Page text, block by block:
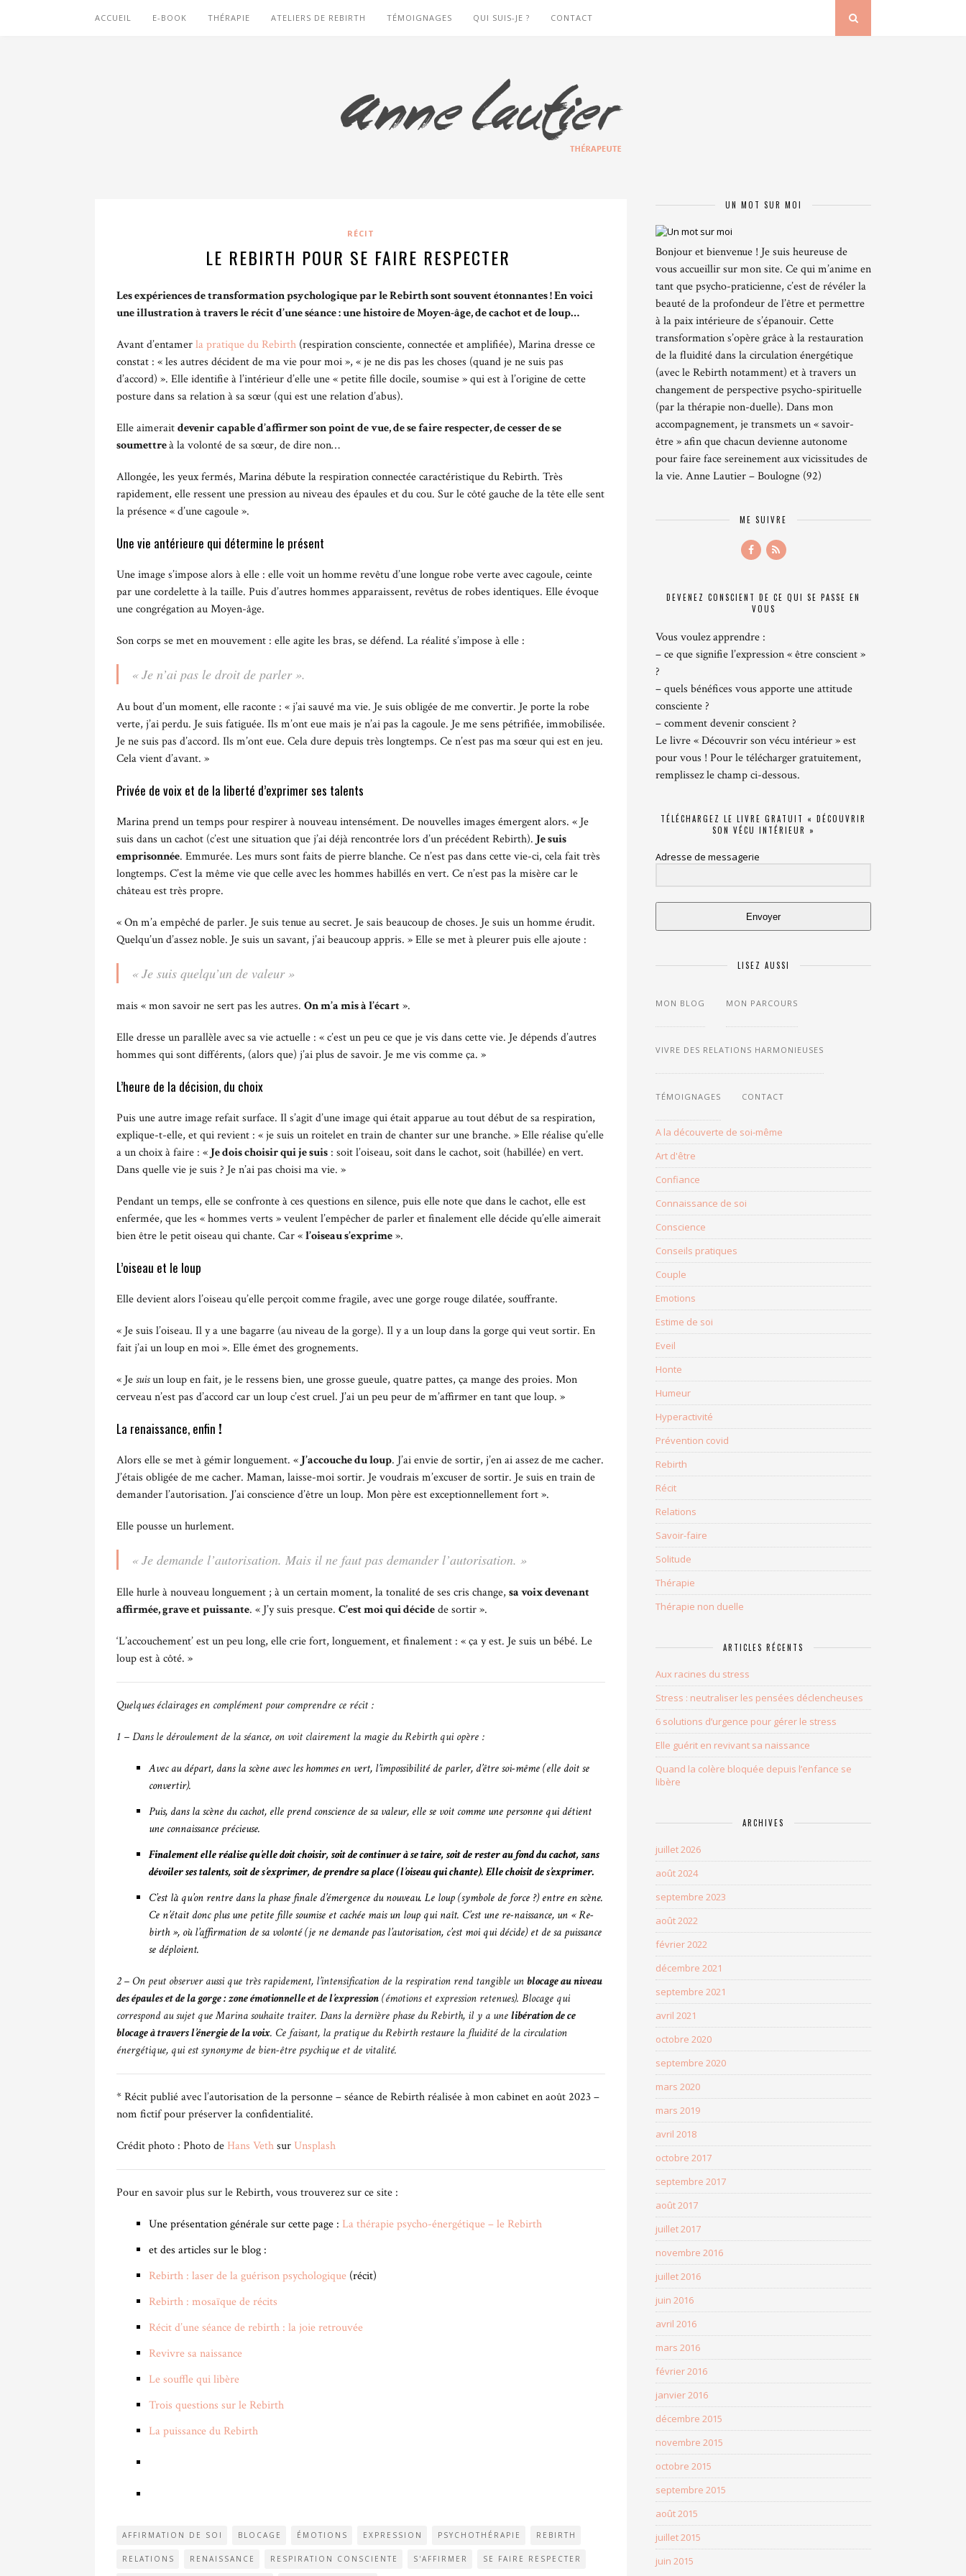
ACCUEIL E-BOOK THÉRAPIE ATELIERS DE REBIRTH TÉMOIGNAGES QUI SUIS-JE ? CONTACT
RÉCIT
LE REBIRTH POUR SE FAIRE RESPECTER
Les expériences de transformation psychologique par le Rebirth sont souvent étonnantes ! En voici
une illustration à travers le récit d’une séance : une histoire de Moyen-âge, de cachot et de loup…
Avant d’entamerla pratique du Rebirth (respiration consciente, connectée et amplifiée), Marina dresse ce
constat : « les autres décident de ma vie pour moi », « je ne dis pas les choses (quand je ne suis pas
d’accord) ». Elle identifie à l’intérieur d’elle une « petite fille docile, soumise » qui est à l’origine de cette
posture dans sa relation à sa sœur (qui est une relation d’abus).
Elle aimeraitdevenircapable d’affirmer son point de vue, de se faire respecter, de cesser de se
soumettreà la volonté de sa sœur, de dire non…
Allongée, les yeux fermés, Marina débute la respiration connectée caractéristique du Rebirth. Très
rapidement, elle ressent une pression au niveau des épaules et du cou. Sur le côté gauche de la tête elle sent
la présence « d’une cagoule ».
Une vie antérieure qui détermine le présent
Une image s’impose alors à elle : elle voit un homme revêtu d’une longue robe verte avec cagoule, ceinte
par une cordelette à la taille. Puis d’autres hommes apparaissent, revêtus de robes identiques. Elle évoque
une congrégation au Moyen-âge.
Son corps se met en mouvement : elle agite les bras, se défend. La réalité s’impose à elle :
« Je n’ai pas le droit de parler ».
Au bout d’un moment, elle raconte : « j’ai sauvé ma vie. Je suis obligée de me convertir. Je porte la robe
verte, j’ai perdu. Je suis fatiguée. Ils m’ont eue mais je n’ai pas la cagoule. Je me sens pétrifiée, immobilisée.
Je ne suis pas d’accord. Ils m’ont eue. Cela dure depuis très longtemps. Ce n’est pas ma sœur qui est en jeu.
Cela vient d’avant. »
Privée de voix et de la liberté d’exprimer ses talents
Marina prend un temps pour respirer à nouveau intensément. De nouvelles images émergent alors. « Je
suis dans un cachot (c’est une situation que j’ai déjà rencontrée lors d’un précédent Rebirth). Je suis
emprisonnée. Emmurée. Les murs sont faits de pierre blanche. Ce n’est pas dans cette vie-ci, cela fait très
longtemps. C’est la même vie que celle avec les hommes habillés en vert. Ce n’est pas la misère car le
château est très propre.
« On m’a empêché de parler. Je suis tenue au secret. Je sais beaucoup de choses. Je suis un homme érudit.
Quelqu’un d’assez noble. Je suis un savant, j’ai beaucoup appris. » Elle se met à pleurer puis elle ajoute :
« Je suis quelqu’un de valeur »
mais « mon savoir ne sert pas les autres. On m’a mis à l’écart».
Elle dresse un parallèle avec sa vie actuelle : « c’est un peu ce que je vis dans cette vie. Je dépends d’autres
hommes qui sont différents, (alors que) j’ai plus de savoir. Je me vis comme ça. »
L’heure de la décision, du choix
Puis une autre image refait surface. Il s’agit d’une image qui était apparue au tout début de sa respiration,
explique-t-elle, et qui revient : « je suis un roitelet en train de chanter sur une branche. » Elle réalise qu’elle
a un choix à faire : « Je dois choisir qui je suis : soit l’oiseau, soit dans le cachot, soit (habillée) en vert.
Dans quelle vie je suis ? Je n’ai pas choisi ma vie. »
Pendant un temps, elle se confronte à ces questions en silence, puis elle note que dans le cachot, elle est
enfermée, que les « hommes verts » veulent l’empêcher de parler et finalement elle décide qu’elle aimerait
bien être le petit oiseau qui chante. Car «l’oiseau s’exprime».
L’oiseau et le loup
Elle devient alors l’oiseau qu’elle perçoit comme fragile, avec une gorge rouge dilatée, souffrante.
« Je suis l’oiseau. Il y a une bagarre (au niveau de la gorge). Il y a un loup dans la gorge qui veut sortir. En
fait j’ai un loup en moi ». Elle émet des grognements.
« Jesuisun loup en fait, je le ressens bien, une grosse gueule, quatre pattes, ça mange des proies. Mon
cerveau n’est pas d’accord car un loup c’est cruel. J’ai un peu peur de m’affirmer en tant que loup. »
La renaissance, enfin !
Alors elle se met à gémir longuement. « J’accouche du loup. J’ai envie de sortir, j’en ai assez de me cacher.
J’étais obligée de me cacher. Maman, laisse-moi sortir. Je voudrais m’excuser de sortir. Je suis en train de
demander l’autorisation. J’ai conscience d’être un loup. Mon père est exceptionnellement fort ».
Elle pousse un hurlement.
« Je demande l’autorisation. Mais il ne faut pas demander l’autorisation. »
Elle hurle à nouveau longuement ; à un certain moment, la tonalité de ses cris change, sa voix devenant
affirmée, grave et puissante. « J’y suis presque. C’est moi qui décidede sortir ».
‘L’accouchement’ est un peu long, elle crie fort, longuement, et finalement : « ça y est. Je suis un bébé. Le
loup est à côté. »
Quelques éclairages en complément pour comprendre ce récit :
1 – Dans le déroulement de la séance, on voit clairement la magie du Rebirth qui opère :
Avec au départ, dans la scène avec les hommes en vert, l’impossibilité de parler, d’être soi-même (elle doit se
convertir).
Puis, dans la scène du cachot, elle prend conscience de sa valeur, elle se voit comme une personne qui détient
une connaissance précieuse.
Finalement elle réalise qu’elle doit choisir, soit de continuer à se taire, soit de rester au fond du cachot, sans
dévoiler ses talents, soit de s’exprimer, de prendre sa place (l’oiseau qui chante). Elle choisit de s’exprimer.
C’est là qu’on rentre dans la phase finale d’émergence du nouveau. Le loup (symbole de force ?) entre en scène.
Ce n’était donc plus une petite fille soumise et cachée mais un loup qui naît. C’est une re-naissance, un « Re-
birth », où l’affirmation de sa volonté (je ne demande pas l’autorisation, c’est moi qui décide) et de sa puissance
se déploient.
2 – On peut observer aussi que très rapidement, l’intensification de la respiration rend tangible unblocage au niveau
des épaules et de la gorge : zone émotionnelle et de l’expression(émotions et expression retenues). Blocage qui
correspond au sujet que Marina souhaite traiter. Dans la dernière phase du Rebirth, il y a unelibération de ce
blocage à travers l’énergie de la voix. Ce faisant, la pratique du Rebirth restaure la fluidité de la circulation
énergétique, qui est synonyme de bien-être psychique et de vitalité.
* Récit publié avec l’autorisation de la personne – séance de Rebirth réalisée à mon cabinet en août 2023 –
nom fictif pour préserver la confidentialité.
Crédit photo : Photo de Hans Vethsur Unsplash
Pour en savoir plus sur le Rebirth, vous trouverez sur ce site :
Une présentation générale sur cette page : La thérapie psycho-énergétique – le Rebirth
et des articles sur le blog :
Rebirth : laser de la guérison psychologique (récit)
Rebirth : mosaïque de récits
Récit d’une séance de rebirth : la joie retrouvée
Revivre sa naissance
Le souffle qui libère
Trois questions sur le Rebirth
La puissance du Rebirth
AFFIRMATION DE SOI BLOCAGE ÉMOTIONS EXPRESSION PSYCHOTHÉRAPIE REBIRTH
RELATIONS RENAISSANCE RESPIRATION CONSCIENTE S'AFFIRMER SE FAIRE RESPECTER
UN MOT SUR MOI
Bonjour et bienvenue ! Je suis heureuse de
vous accueillir sur mon site. Ce qui m’anime en
tant que psycho-praticienne, c’est de révéler la
beauté de la profondeur de l’être et permettre
à la paix intérieure de s’épanouir. Cette
transformation s’opère grâce à la restauration
de la fluidité dans la circulation énergétique
(avec le Rebirth notamment) et à travers un
changement de perspective psycho-spirituelle
(par la thérapie non-duelle). Dans mon
accompagnement, je transmets un « savoir-
être » afin que chacun devienne autonome
pour faire face sereinement aux vicissitudes de
la vie. Anne Lautier – Boulogne (92)
ME SUIVRE
DEVENEZ CONSCIENT DE CE QUI SE PASSE EN
VOUS
Vous voulez apprendre :
– ce que signifie l’expression « être conscient »
?
– quels bénéfices vous apporte une attitude
consciente ?
– comment devenir conscient ?
Le livre « Découvrir son vécu intérieur » est
pour vous ! Pour le télécharger gratuitement,
remplissez le champ ci-dessous.
TÉLÉCHARGEZ LE LIVRE GRATUIT « DÉCOUVRIR
SON VÉCU INTÉRIEUR »
Adresse de messagerie
Envoyer
LISEZ AUSSI
MON BLOG MON PARCOURS
VIVRE DES RELATIONS HARMONIEUSES
TÉMOIGNAGES CONTACT
A la découverte de soi-même
Art d'être
Confiance
Connaissance de soi
Conscience
Conseils pratiques
Couple
Emotions
Estime de soi
Eveil
Honte
Humeur
Hyperactivité
Prévention covid
Rebirth
Récit
Relations
Savoir-faire
Solitude
Thérapie
Thérapie non duelle
ARTICLES RÉCENTS
Aux racines du stress
Stress : neutraliser les pensées déclencheuses
6 solutions d’urgence pour gérer le stress
Elle guérit en revivant sa naissance
Quand la colère bloquée depuis l’enfance se
libère
ARCHIVES
juillet 2026
août 2024
septembre 2023
août 2022
février 2022
décembre 2021
septembre 2021
avril 2021
octobre 2020
septembre 2020
mars 2020
mars 2019
avril 2018
octobre 2017
septembre 2017
août 2017
juillet 2017
novembre 2016
juillet 2016
juin 2016
avril 2016
mars 2016
février 2016
janvier 2016
décembre 2015
novembre 2015
octobre 2015
septembre 2015
août 2015
juillet 2015
juin 2015